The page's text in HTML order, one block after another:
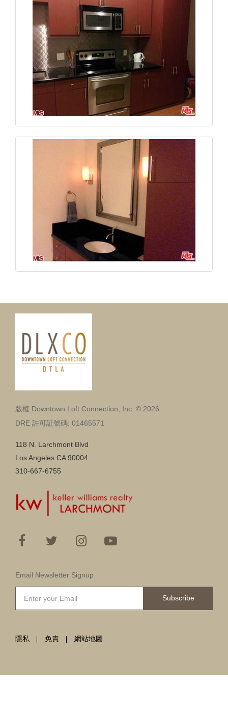
版權 Downtown Loft Connection, Inc. © 2026
DRE 許可証號碼: 01465571
118 N. Larchmont Blvd
Los Angeles CA 90004
310-667-6755
Email Newsletter Signup
Subscribe
隱私 免責 網站地圖